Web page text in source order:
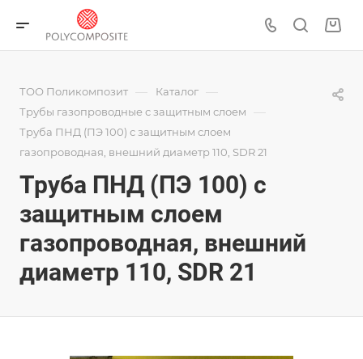
ТОО Поликомпозит — Каталог —
Трубы газопроводные с защитным слоем —
Труба ПНД (ПЭ 100) с защитным слоем
газопроводная, внешний диаметр 110, SDR 21
Труба ПНД (ПЭ 100) с
защитным слоем
газопроводная, внешний
диаметр 110, SDR 21